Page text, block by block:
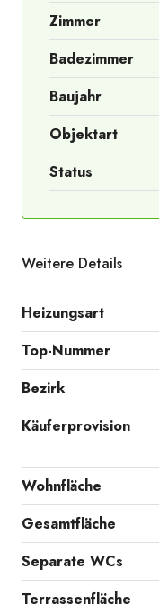
Zimmer
Badezimmer
Baujahr
Objektart
Status
Weitere Details
Heizungsart
Top-Nummer
Bezirk
Käuferprovision
Wohnfläche
Gesamtfläche
Separate WCs
Terrassenfläche